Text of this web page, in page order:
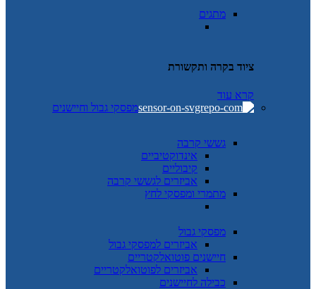
מתגים
ציוד בקרה ותקשורת
קרא עוד
מפסקי גבול וחיישנים
גששי קרבה
אינדוקטיביים
קיבוליים
אביזרים לגששי קרבה
מתמרי ומפסקי לחץ
מפסקי גבול
אביזרים למפסקי גבול
חיישנים פוטואלקטריים
אביזרים לפוטואלקטריים
כבילה לחיישנים